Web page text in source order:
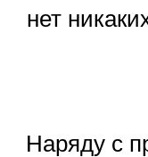
нет
Наряду с